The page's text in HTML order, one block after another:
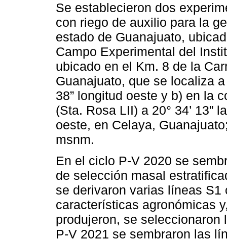
Se establecieron dos
con riego de auxilio para la
estado de Guanajuato,
Campo Experimental del
ubicado en el Km. 8 de la
Guanajuato, que se localiza a
38” longitud oeste y b) en la
(Sta. Rosa LII) a 20° 34’ 13”
oeste, en Celaya,
msnm.
En el ciclo P-V 2020 se
de selección masal
se derivaron varias líneas
características agronómicas
produjeron, se
P-V 2021 se sembraron las